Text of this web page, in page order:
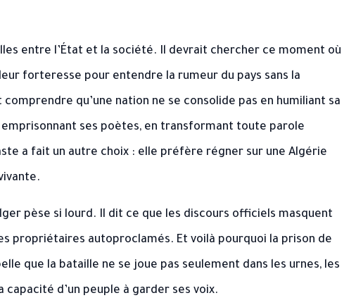
entre l’État et la société. Il devrait chercher ce moment où
forteresse pour entendre la rumeur du pays sans la
qu’une nation ne se consolide pas en humiliant sa
ses poètes, en transformant toute parole
a fait un autre choix : elle préfère régner sur une Algérie
pèse si lourd. Il dit ce que les discours officiels masquent
propriétaires autoproclamés. Et voilà pourquoi la prison de
que la bataille ne se joue pas seulement dans les urnes, les
capacité d’un peuple à garder ses voix.